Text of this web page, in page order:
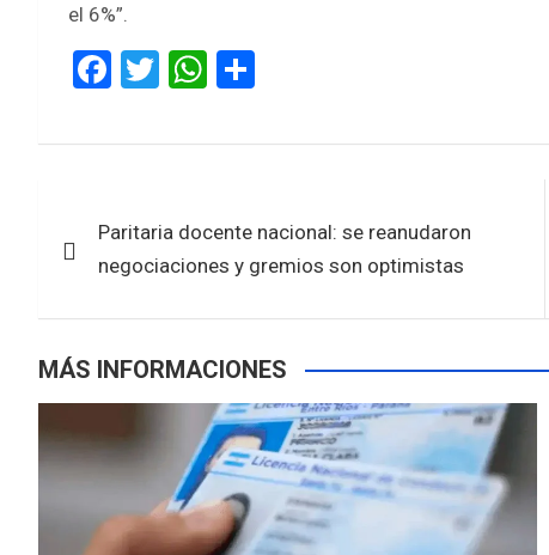
el 6%”.
F
ce
o
o
T
tt
W
at
A
p
ar
de
Paritaria docente nacional: se reanudaron
negociaciones y gremios son optimistas
MÁS INFORMACIONES